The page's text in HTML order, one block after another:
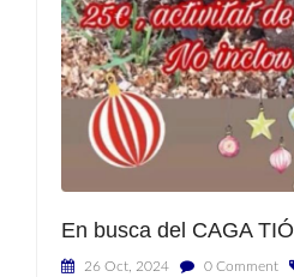
En busca del CAGA TIÓ
26 Oct, 2024 0 Comment